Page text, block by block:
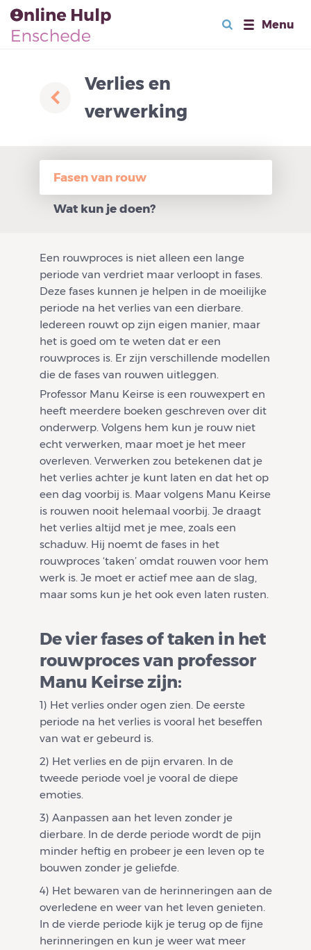
Menu
Verlies en
verwerking
Fasen van rouw
Wat kun je doen?
Een rouwproces is niet alleen een lange
periode van verdriet maar verloopt in fases.
Deze fases kunnen je helpen in de moeilijke
periode na het verlies van een dierbare.
Iedereen rouwt op zijn eigen manier, maar
het is goed om te weten dat er een
rouwproces is. Er zijn verschillende modellen
die de fases van rouwen uitleggen.
Professor Manu Keirse is een rouwexpert en
heeft meerdere boeken geschreven over dit
onderwerp. Volgens hem kun je rouw niet
echt verwerken, maar moet je het meer
overleven. Verwerken zou betekenen dat je
het verlies achter je kunt laten en dat het op
een dag voorbij is. Maar volgens Manu Keirse
is rouwen nooit helemaal voorbij. Je draagt
het verlies altijd met je mee, zoals een
schaduw. Hij noemt de fases in het
rouwproces ‘taken’ omdat rouwen voor hem
werk is. Je moet er actief mee aan de slag,
maar soms kun je het ook even laten rusten.
De vier fases of taken in het
rouwproces van professor
Manu Keirse zijn:
1) Het verlies onder ogen zien. De eerste
periode na het verlies is vooral het beseffen
van wat er gebeurd is.
2) Het verlies en de pijn ervaren. In de
tweede periode voel je vooral de diepe
emoties.
3) Aanpassen aan het leven zonder je
dierbare. In de derde periode wordt de pijn
minder heftig en probeer je een leven op te
bouwen zonder je geliefde.
4) Het bewaren van de herinneringen aan de
overledene en weer van het leven genieten.
In de vierde periode kijk je terug op de fijne
herinneringen en kun je weer wat meer